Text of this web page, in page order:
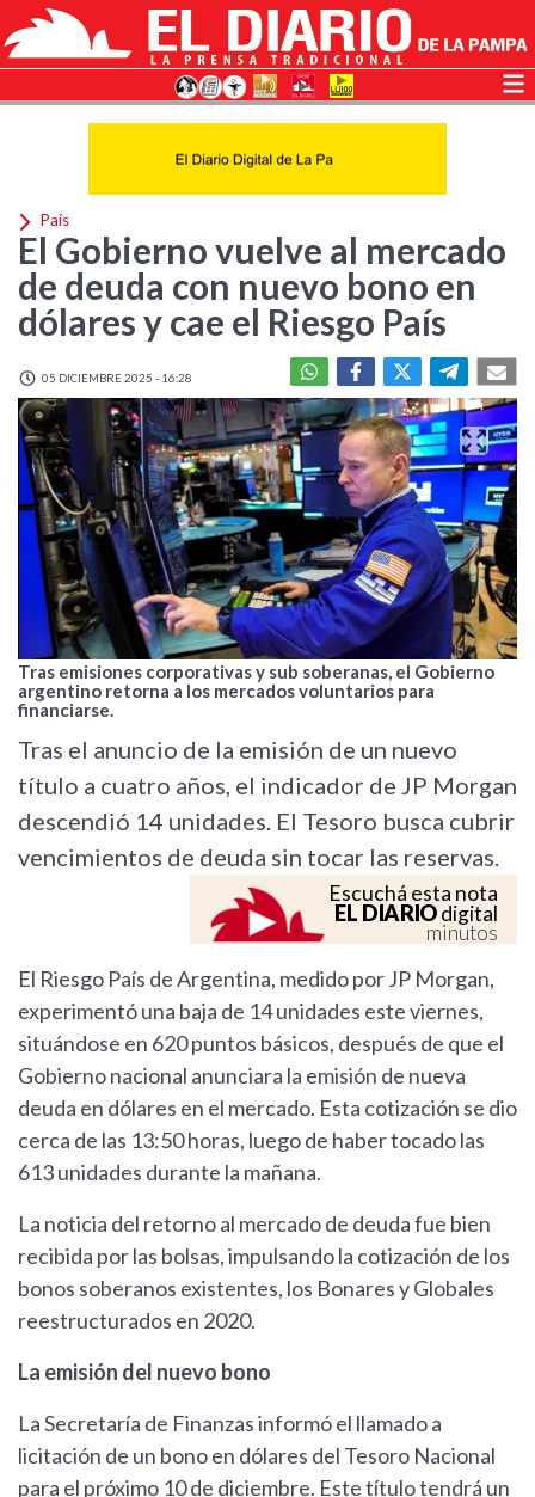
País
El Gobierno vuelve al mercado
de deuda con nuevo bono en
dólares y cae el Riesgo País
05 DICIEMBRE 2025 - 16:28
Tras emisiones corporativas y sub soberanas, el Gobierno
argentino retorna a los mercados voluntarios para
financiarse.
Tras el anuncio de la emisión de un nuevo
título a cuatro años, el indicador de JP Morgan
descendió 14 unidades. El Tesoro busca cubrir
vencimientos de deuda sin tocar las reservas.
Escuchá esta nota
EL DIARIOdigital
minutos
El Riesgo País de Argentina, medido por JP Morgan,
experimentó una baja de 14 unidades este viernes,
situándose en 620 puntos básicos, después de que el
Gobierno nacional anunciara la emisión de nueva
deuda en dólares en el mercado. Esta cotización se dio
cerca de las 13:50 horas, luego de haber tocado las
613 unidades durante la mañana.
La noticia del retorno al mercado de deuda fue bien
recibida por las bolsas, impulsando la cotización de los
bonos soberanos existentes, los Bonares y Globales
reestructurados en 2020.
La emisión del nuevo bono
La Secretaría de Finanzas informó el llamado a
licitación de un bono en dólares del Tesoro Nacional
para el próximo 10 de diciembre. Este título tendrá un